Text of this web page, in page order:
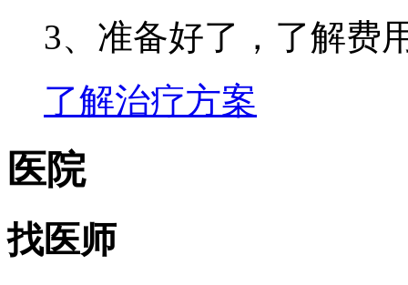
3、准备好了，了解费
了解治疗方案
医院
找医师